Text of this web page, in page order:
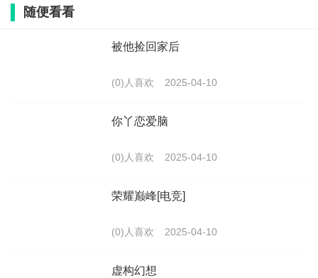
随便看看
被他捡回家后
(0)人喜欢 2025-04-10
你丫恋爱脑
(0)人喜欢 2025-04-10
荣耀巅峰[电竞]
(0)人喜欢 2025-04-10
虚构幻想